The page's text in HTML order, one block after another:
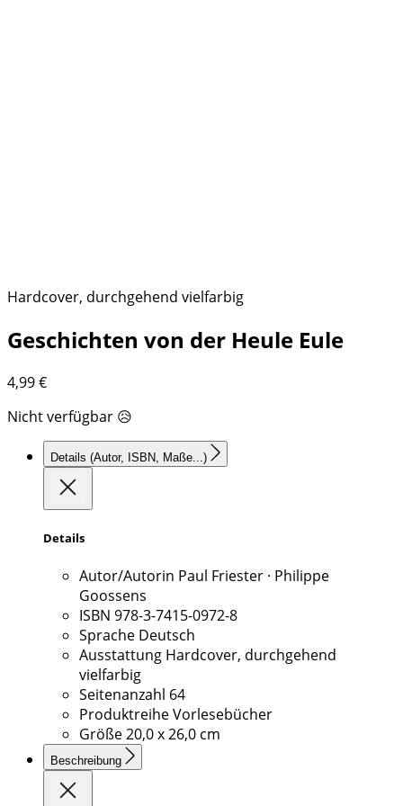
Hardcover, durchgehend vielfarbig
Geschichten von der Heule Eule
4,99€
Nicht verfügbar 😥
Details (Autor, ISBN, Maße...)
Details
Autor/Autorin Paul Friester · Philippe
Goossens
ISBN 978-3-7415-0972-8
Sprache Deutsch
Ausstattung Hardcover, durchgehend
vielfarbig
Seitenanzahl 64
ProduktreiheVorlesebücher
Größe20,0 x 26,0 cm
Beschreibung